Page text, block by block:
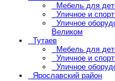
Мебель для
Уличное и
Уличное
Великом
Тутаев
Мебель для
Уличное и
Уличное
Ярославский район